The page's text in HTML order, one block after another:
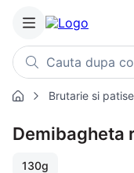
Cauta dupa cod,
Căutări populare
1. cartofi
. piept pui
Brutarie si
Demibagheta
130g